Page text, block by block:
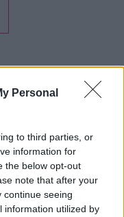
Personal
to third parties, or
information for
the below opt-out
note that after your
continue seeing
information utilized by